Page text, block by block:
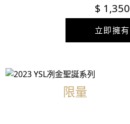
$ 1,350
立即擁有
限量